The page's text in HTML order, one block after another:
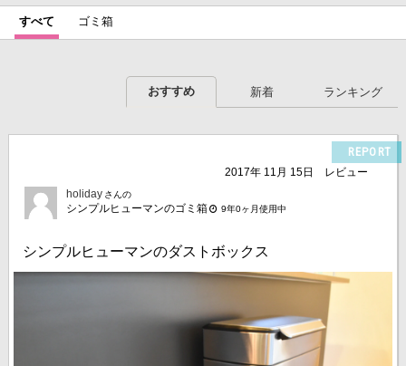
すべて ゴミ箱
おすすめ 新着 ランキング
REPORT
2017年 11月 15日
レビュー
holiday さんの
シンプルヒューマンのゴミ箱 9年0ヶ月使用中
シンプルヒューマンのダストボックス